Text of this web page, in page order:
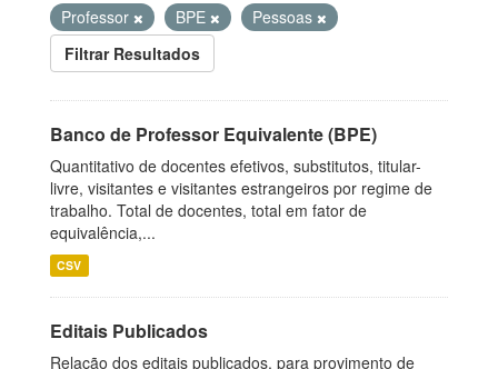
Professor
BPE
Pessoas
Filtrar Resultados
Banco de Professor Equivalente (BPE)
Quantitativo de docentes efetivos, substitutos, titular-
livre, visitantes e visitantes estrangeiros por regime de
trabalho. Total de docentes, total em fator de
equivalência,...
CSV
Editais Publicados
Relação dos editais publicados, para provimento de